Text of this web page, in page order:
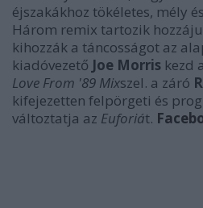
éjszakákhoz tökéletes, mély
Három remix tartozik
kihozzák a táncosságot az
kiadóvezető Joe Morris kezd
Love From '89 Mixszel. a záró
kifejezetten felpörgeti és
változtatja az Euforiát.